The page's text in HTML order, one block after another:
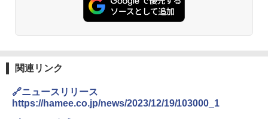
関連リンク
🔗ニュースリリース
https://hamee.co.jp/news/2023/12/19/103000_1